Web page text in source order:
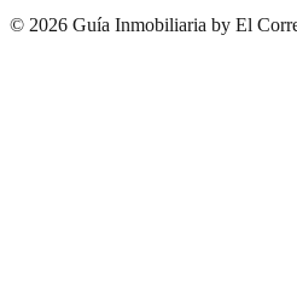
© 2026 Guía Inmobiliaria by El